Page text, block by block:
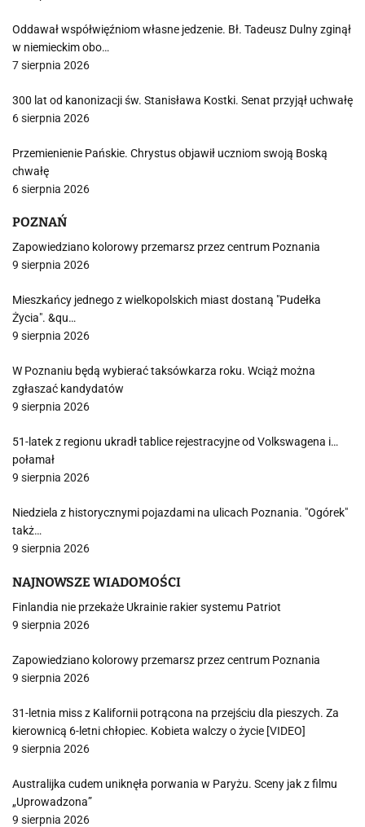
Oddawał współwięźniom własne jedzenie. Bł. Tadeusz Dulny zginął
w niemieckim obo…
7 sierpnia 2026
300 lat od kanonizacji św. Stanisława Kostki. Senat przyjął uchwałę
6 sierpnia 2026
Przemienienie Pańskie. Chrystus objawił uczniom swoją Boską
chwałę
6 sierpnia 2026
POZNAŃ
Zapowiedziano kolorowy przemarsz przez centrum Poznania
9 sierpnia 2026
Mieszkańcy jednego z wielkopolskich miast dostaną "Pudełka
Życia". &qu…
9 sierpnia 2026
W Poznaniu będą wybierać taksówkarza roku. Wciąż można
zgłaszać kandydatów
9 sierpnia 2026
51-latek z regionu ukradł tablice rejestracyjne od Volkswagena i…
połamał
9 sierpnia 2026
Niedziela z historycznymi pojazdami na ulicach Poznania. "Ogórek"
takż…
9 sierpnia 2026
NAJNOWSZE WIADOMOŚCI
Finlandia nie przekaże Ukrainie rakier systemu Patriot
9 sierpnia 2026
Zapowiedziano kolorowy przemarsz przez centrum Poznania
9 sierpnia 2026
31-letnia miss z Kalifornii potrącona na przejściu dla pieszych. Za
kierownicą 6-letni chłopiec. Kobieta walczy o życie [VIDEO]
9 sierpnia 2026
Australijka cudem uniknęła porwania w Paryżu. Sceny jak z filmu
„Uprowadzona”
9 sierpnia 2026